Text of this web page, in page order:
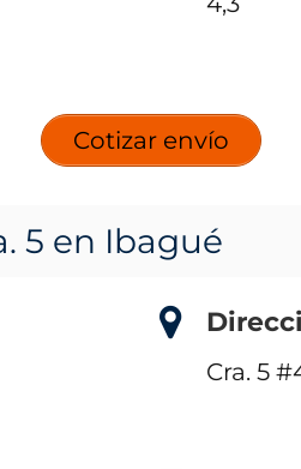
Cotizar envío
5 en Ibagué
Cra. 5